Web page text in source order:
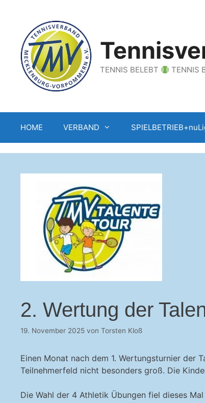
springen
TENNIS BELEBT TENNIS
HOME VERBAND
2. Wertung der
19. November 2025 von Torsten Kloß
Einen Monat nach dem 1. Wertungsturnier der
Teilnehmerfeld nicht besonders groß. Die
Die Wahl der 4 Athletik Übungen fiel dieses Mal